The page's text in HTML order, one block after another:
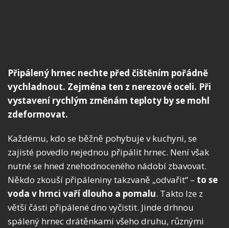
Připálený hrnec nechte před čištěním pořádně
vychladnout. Zejména ten z nerezové oceli. Při
vystavení rychlým změnám teploty by se mohl
zdeformovat.
Každému, kdo se běžně pohybuje v kuchyni, se
zajisté povedlo nejednou připálit hrnec. Není však
nutné se hned znehodnoceného nádobí zbavovat.
Někdo zkouší připáleniny takzvaně „odvařit“ – to se
voda v hrnci vaří dlouho a pomalu. Takto lze z
větší části připálené dno vyčistit. Jinde drhnou
spálený hrnec drátěnkami všeho druhu, různými